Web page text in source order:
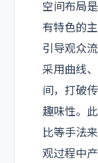
空间布局
有特色的
引导观众
采用曲线
间，打破
趣味性。
比等手法
观过程中